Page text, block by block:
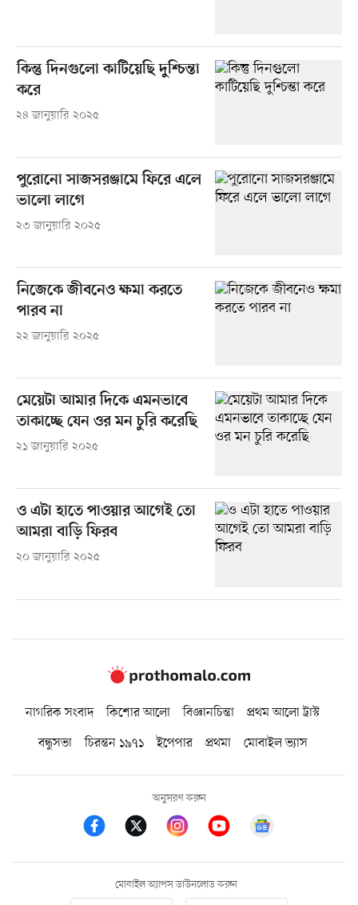
কিন্তু দিনগুলো কাটিয়েছি দুশ্চিন্তা
করে
২৪ জানুয়ারি ২০২৫
পুরোনো সাজসরঞ্জামে ফিরে এলে
ভালো লাগে
২৩ জানুয়ারি ২০২৫
নিজেকে জীবনেও ক্ষমা করতে
পারব না
২২ জানুয়ারি ২০২৫
মেয়েটা আমার দিকে এমনভাবে
তাকাচ্ছে যেন ওর মন চুরি করেছি
২১ জানুয়ারি ২০২৫
ও এটা হাতে পাওয়ার আগেই তো
আমরা বাড়ি ফিরব
২০ জানুয়ারি ২০২৫
নাগরিক সংবাদ কিশোর আলো বিজ্ঞানচিন্তা
প্রথম আলো ট্রাস্ট
বন্ধুসভা
চিরন্তন ১৯৭১ ইপেপার প্রথমা মোবাইল ভ্যাস
অনুসরণ করুন
মোবাইল অ্যাপস ডাউনলোড করুন